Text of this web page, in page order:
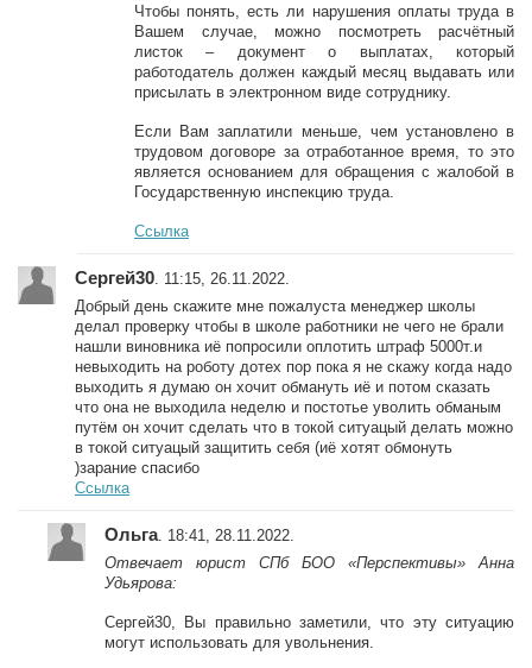
Чтобы понять, есть ли нарушения оплаты труда в
Вашем случае, можно посмотреть расчётный
листок – документ о выплатах, который
работодатель должен каждый месяц выдавать или
присылать в электронном виде сотруднику.
Если Вам заплатили меньше, чем установлено в
трудовом договоре за отработанное время, то это
является основанием для обращения с жалобой в
Государственную инспекцию труда.
Ссылка
Сергей30 . 11:15, 26.11.2022.
Добрый день скажите мне пожалуста менеджер школы
делал проверку чтобы в школе работники не чего не брали
нашли виновника иё попросили оплотить штраф 5000т.и
невыходить на роботу дотех пор пока я не скажу когда надо
выходить я думаю он хочит обмануть иё и потом сказать
что она не выходила неделю и постотье уволить обманым
путём он хочит сделать что в токой ситуацый делать можно
в токой ситуацый защитить себя (иё хотят обмонуть
)зарание спасибо
Ссылка
Ольга. 18:41, 28.11.2022.
Отвечает юрист СПб БОО «Перспективы» Анна
Удьярова:
Сергей30, Вы правильно заметили, что эту ситуацию
могут использовать для увольнения.